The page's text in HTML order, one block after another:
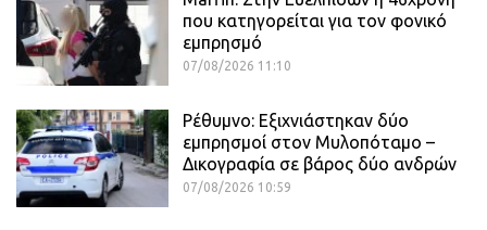
που κατηγορείται για τον φονικό
εμπρησμό
07/08/2026 11:10
Ρέθυμνο: Εξιχνιάστηκαν δύο
εμπρησμοί στον Μυλοπόταμο –
Δικογραφία σε βάρος δύο ανδρών
07/08/2026 10:59